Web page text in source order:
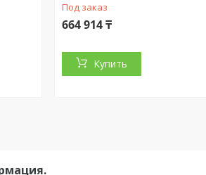
Под заказ
664 914 ₸
Купить